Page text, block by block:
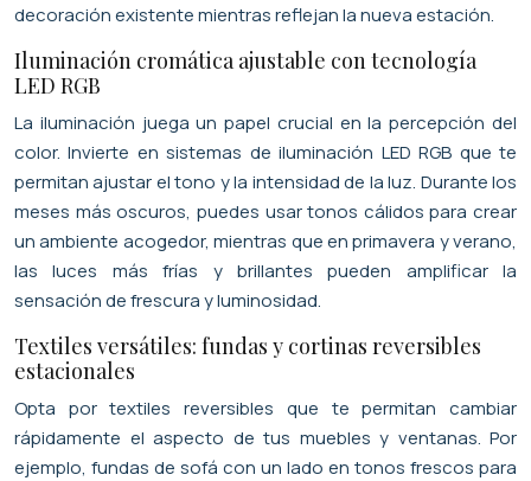
decoración existente mientras reflejan la nueva estación.
Iluminación cromática ajustable con tecnología
LED RGB
La iluminación juega un papel crucial en la percepción del
color. Invierte en sistemas de iluminación LED RGB que te
permitan ajustar el tono y la intensidad de la luz. Durante los
meses más oscuros, puedes usar tonos cálidos para crear
un ambiente acogedor, mientras que en primavera y verano,
las luces más frías y brillantes pueden amplificar la
sensación de frescura y luminosidad.
Textiles versátiles: fundas y cortinas reversibles
estacionales
Opta por textiles reversibles que te permitan cambiar
rápidamente el aspecto de tus muebles y ventanas. Por
ejemplo, fundas de sofá con un lado en tonos frescos para